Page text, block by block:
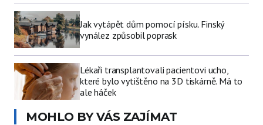
Jak vytápět dům pomocí písku. Finský
vynález způsobil poprask
Lékaři transplantovali pacientovi ucho,
které bylo vytištěno na 3D tiskárně. Má to
ale háček
MOHLO BY VÁS ZAJÍMAT